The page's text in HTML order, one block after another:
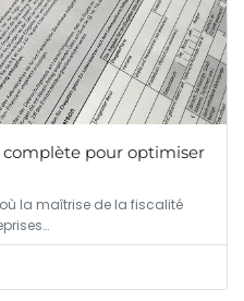
complète pour optimiser
la maîtrise de la fiscalité